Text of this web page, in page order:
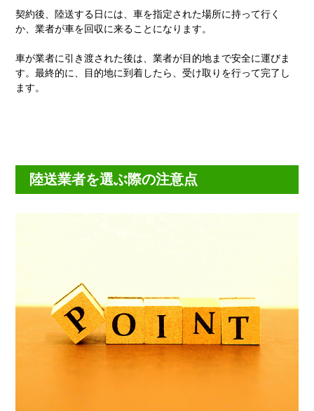
契約後、陸送する日には、車を指定された場所に持って行く
か、業者が車を回収に来ることになります。
車が業者に引き渡された後は、業者が目的地まで安全に運びま
す。最終的に、目的地に到着したら、受け取りを行って完了し
ます。
陸送業者を選ぶ際の注意点